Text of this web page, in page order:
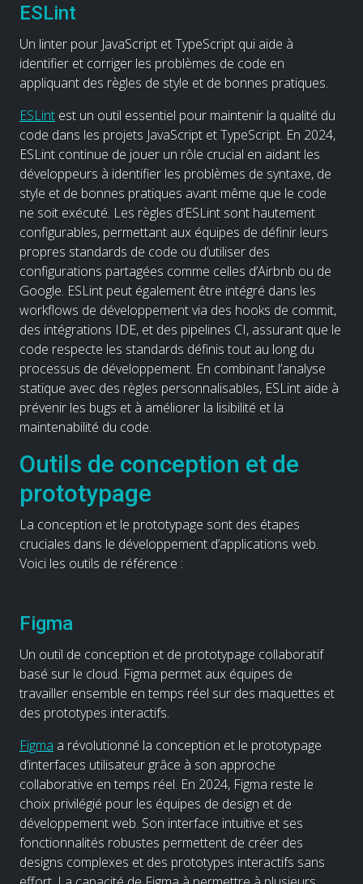
ESLint
Un linter pour JavaScript et TypeScript qui aide à
identifier et corriger les problèmes de code en
appliquant des règles de style et de bonnes pratiques.
ESLint est un outil essentiel pour maintenir la qualité du
code dans les projets JavaScript et TypeScript. En 2024,
ESLint continue de jouer un rôle crucial en aidant les
développeurs à identifier les problèmes de syntaxe, de
style et de bonnes pratiques avant même que le code
ne soit exécuté. Les règles d’ESLint sont hautement
configurables, permettant aux équipes de définir leurs
propres standards de code ou d’utiliser des
configurations partagées comme celles d’Airbnb ou de
Google. ESLint peut également être intégré dans les
workflows de développement via des hooks de commit,
des intégrations IDE, et des pipelines CI, assurant que le
code respecte les standards définis tout au long du
processus de développement. En combinant l’analyse
statique avec des règles personnalisables, ESLint aide à
prévenir les bugs et à améliorer la lisibilité et la
maintenabilité du code.
Outils de conception et de
prototypage
La conception et le prototypage sont des étapes
cruciales dans le développement d’applications web.
Voici les outils de référence :
Figma
Un outil de conception et de prototypage collaboratif
basé sur le cloud. Figma permet aux équipes de
travailler ensemble en temps réel sur des maquettes et
des prototypes interactifs.
Figma a révolutionné la conception et le prototypage
d’interfaces utilisateur grâce à son approche
collaborative en temps réel. En 2024, Figma reste le
choix privilégié pour les équipes de design et de
développement web. Son interface intuitive et ses
fonctionnalités robustes permettent de créer des
designs complexes et des prototypes interactifs sans